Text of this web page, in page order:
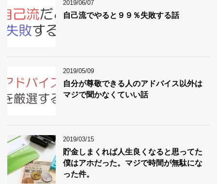
2019/06/07
自己流でやると９９％失敗する話
2019/05/09
自分が尊敬できる人のアドバイス以外は
マジで聞かなくていい話
2019/03/15
貯金しまくれば人生良くなると思ってた
僕はアホだった。マジで時間が無駄にな
った件。